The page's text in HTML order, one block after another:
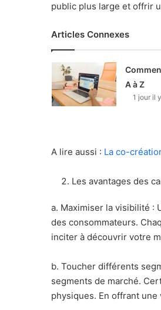
public plus large et offrir
Articles Connexes
A à Z
1 jour il
A lire aussi : La co-
Les avantages des
a. Maximiser la visibilité :
des consommateurs.
inciter à découvrir votre
b. Toucher différents
segments de marché.
physiques. En offrant